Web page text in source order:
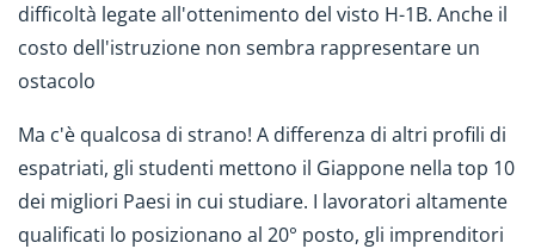
difficoltà legate all'ottenimento del visto H-1B. Anche il
costo dell'istruzione non sembra rappresentare un
ostacolo
Ma c'è qualcosa di strano! A differenza di altri profili di
espatriati, gli studenti mettono il Giappone nella top 10
dei migliori Paesi in cui studiare. I lavoratori altamente
qualificati lo posizionano al 20° posto, gli imprenditori